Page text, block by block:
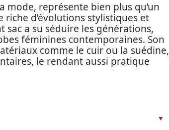
mode, représente bien plus qu’un
d’évolutions stylistiques et
sac a su séduire les générations,
féminines contemporaines. Son
comme le cuir ou la suédine,
le rendant aussi pratique